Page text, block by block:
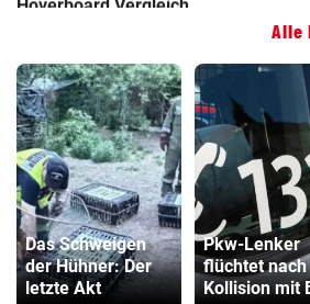
Alle
Das Schweigen
der Hühner: Der
letzte Akt
Pkw-Lenker
flüchtet nach
Kollision mit